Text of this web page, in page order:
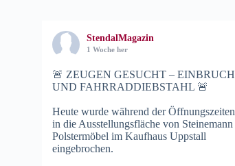
StendalMagazin
1 Woche her
🚨 ZEUGEN GESUCHT – EINBRUCH
UND FAHRRADDIEBSTAHL 🚨
Heute wurde während der Öffnungszeiten
in die Ausstellungsfläche von Steinemann
Polstermöbel im Kaufhaus Uppstall
eingebrochen.